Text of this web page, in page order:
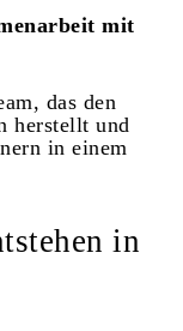
mit
das den
herstellt und
in einem
in